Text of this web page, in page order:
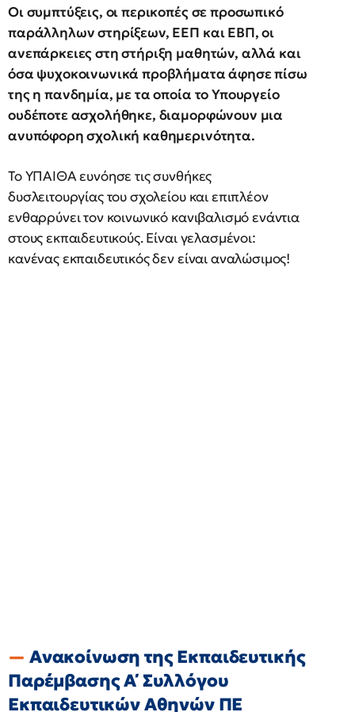
Οι συμπτύξεις, οι περικοπές σε προσωπικό
παράλληλων στηρίξεων, ΕΕΠ και ΕΒΠ, οι
ανεπάρκειες στη στήριξη μαθητών, αλλά και
όσα ψυχοκοινωνικά προβλήματα άφησε πίσω
της η πανδημία, με τα οποία το Υπουργείο
ουδέποτε ασχολήθηκε, διαμορφώνουν μια
ανυπόφορη σχολική καθημερινότητα.
Το ΥΠΑΙΘΑ ευνόησε τις συνθήκες
δυσλειτουργίας του σχολείου και επιπλέον
ενθαρρύνει τον κοινωνικό κανιβαλισμό ενάντια
στους εκπαιδευτικούς. Είναι γελασμένοι:
κανένας εκπαιδευτικός δεν είναι αναλώσιμος!
Ανακοίνωση της Εκπαιδευτικής
Παρέμβασης Α΄ Συλλόγου
Εκπαιδευτικών Αθηνών ΠΕ